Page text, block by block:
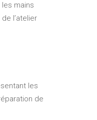
mains
l’atelier
les
de